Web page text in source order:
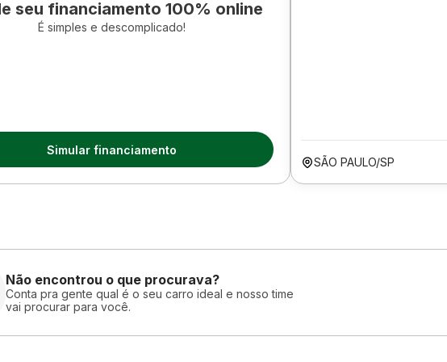
seu financiamento 100% online
É simples e descomplicado!
Simular financiamento
SÃO PAULO/SP
Não encontrou o que procurava?
Conta pra gente qual é o seu carro ideal e nosso time
vai procurar para você.